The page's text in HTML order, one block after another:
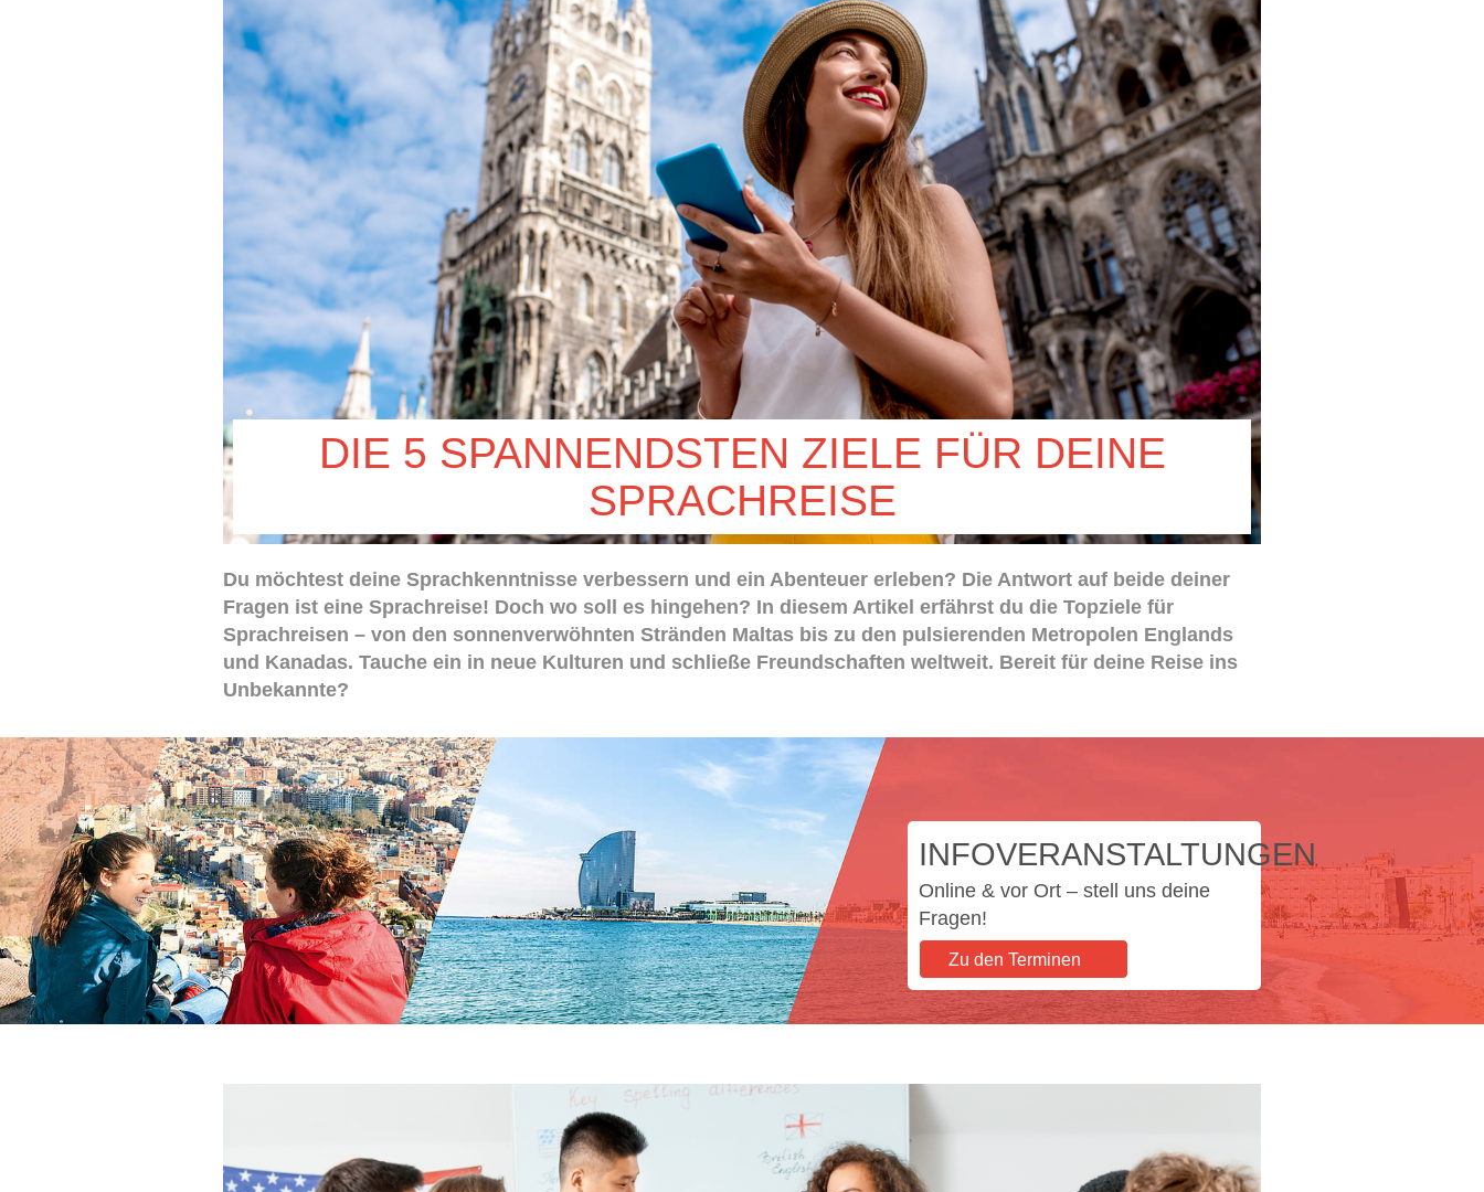
DIE 5 SPANNENDSTEN ZIELE FÜR DEINE
SPRACHREISE
Du möchtest deine Sprachkenntnisse verbessern und ein Abenteuer erleben? Die Antwort auf beide deiner
Fragen ist eine Sprachreise! Doch wo soll es hingehen? In diesem Artikel erfährst du die Topziele für
Sprachreisen – von den sonnenverwöhnten Stränden Maltas bis zu den pulsierenden Metropolen Englands
und Kanadas. Tauche ein in neue Kulturen und schließe Freundschaften weltweit. Bereit für deine Reise ins
Unbekannte?
INFOVERANSTALTUNGEN
Online & vor Ort – stell uns deine
Fragen!
Zu den Terminen